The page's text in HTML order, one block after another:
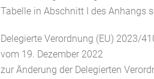
Tabelle in Abschnitt I des Anhangs
Delegierte Verordnung (EU) 2023/
vom 19. Dezember 2022
zur Änderung der Delegierten